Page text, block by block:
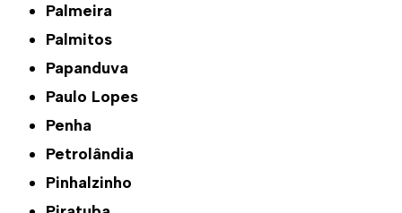
Palmeira
Palmitos
Papanduva
Paulo Lopes
Penha
Petrolândia
Pinhalzinho